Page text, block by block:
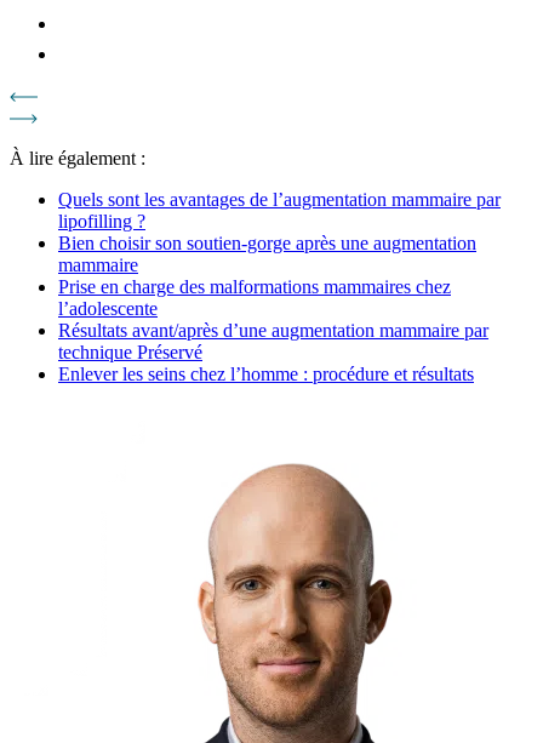
À lire également :
Quels sont les avantages de l’augmentation mammaire par
lipofilling ?
Bien choisir son soutien-gorge après une augmentation
mammaire
Prise en charge des malformations mammaires chez
l’adolescente
Résultats avant/après d’une augmentation mammaire par
technique Préservé
Enlever les seins chez l’homme : procédure et résultats